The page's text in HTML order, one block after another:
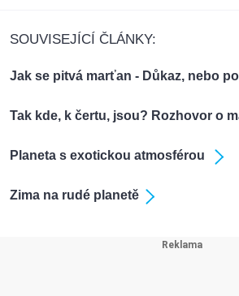
SOUVISEJÍCÍ ČLÁNKY:
Jak se pitvá marťan - Důkaz, nebo
Tak kde, k čertu, jsou? Rozhovor o
Planeta s exotickou atmosférou
Zima na rudé planetě